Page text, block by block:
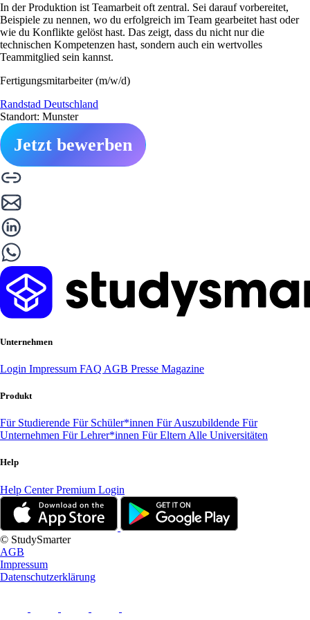
In der Produktion ist Teamarbeit oft zentral. Sei darauf vorbereitet,
Beispiele zu nennen, wo du erfolgreich im Team gearbeitet hast oder
wie du Konflikte gelöst hast. Das zeigt, dass du nicht nur die
technischen Kompetenzen hast, sondern auch ein wertvolles
Teammitglied sein kannst.
Fertigungsmitarbeiter (m/w/d)
Randstad Deutschland
Standort: Munster
Jetzt bewerben
Unternehmen
Login Impressum FAQ AGB Presse Magazine
Produkt
Für Studierende Für Schüler*innen Für Auszubildende Für
Unternehmen Für Lehrer*innen Für Eltern Alle Universitäten
Help
Help CenterPremium Login
© StudySmarter
AGB
Impressum
Datenschutzerklärung